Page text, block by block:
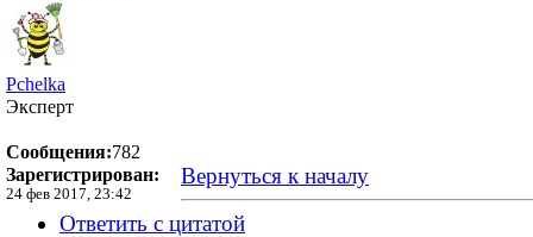
Pchelka
Эксперт
Сообщения:782
Зарегистрирован:
24 фев 2017, 23:42
Вернуться к началу
Ответить с цитатой